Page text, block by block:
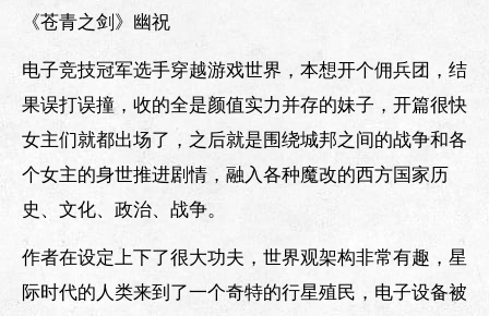
《苍青之剑》幽祝
电子竞技冠军选手穿越游戏世界，本想开个佣兵团，结
果误打误撞，收的全是颜值实力并存的妹子，开篇很快
女主们就都出场了，之后就是围绕城邦之间的战争和各
个女主的身世推进剧情，融入各种魔改的西方国家历
史、文化、政治、战争。
作者在设定上下了很大功夫，世界观架构非常有趣，星
际时代的人类来到了一个奇特的行星殖民，电子设备被